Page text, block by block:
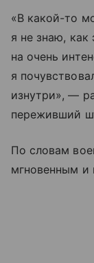
«В какой-то
я не знаю,
на очень
я
изнутри», —
переживший
По словам
мгновенным и